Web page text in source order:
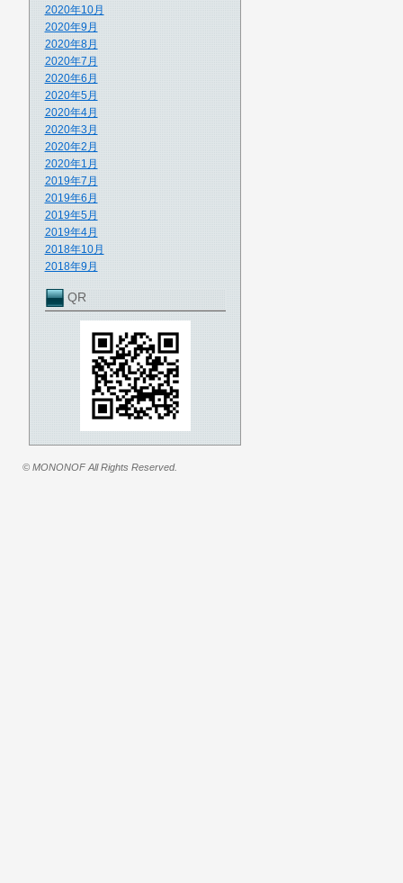
2020年10月
2020年9月
2020年8月
2020年7月
2020年6月
2020年5月
2020年4月
2020年3月
2020年2月
2020年1月
2019年7月
2019年6月
2019年5月
2019年4月
2018年10月
2018年9月
QR
© MONONOF All Rights Reserved.